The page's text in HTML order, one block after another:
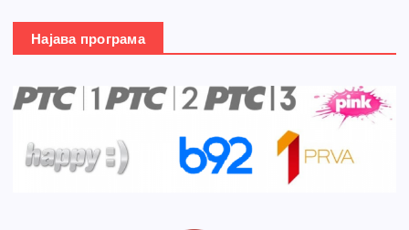
Најава програма